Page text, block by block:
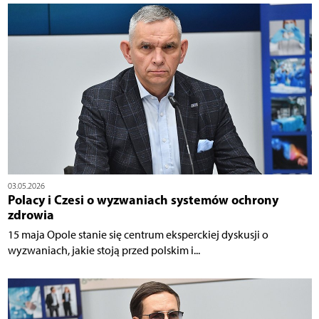
03.05.2026
Polacy i Czesi o wyzwaniach systemów ochrony
zdrowia
15 maja Opole stanie się centrum eksperckiej dyskusji o
wyzwaniach, jakie stoją przed polskim i...